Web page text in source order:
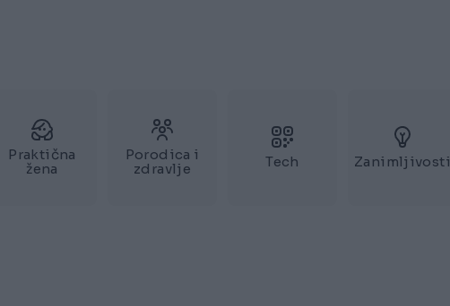
Praktična
žena
Porodica i
zdravlje
Tech Zanimljivosti